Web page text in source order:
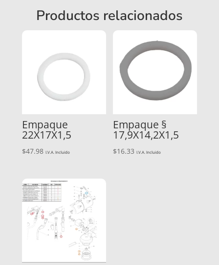
Productos relacionados
Empaque
22X17X1,5
$47.98 I.V.A. Incluido
Empaque §
17,9X14,2X1,5
$16.33 I.V.A. Incluido